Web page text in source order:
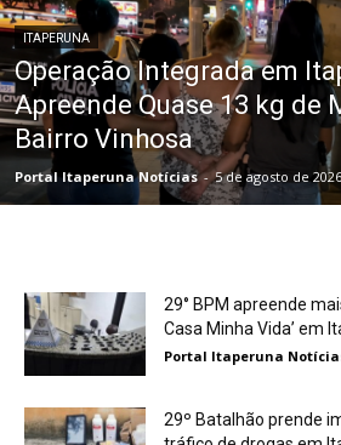
ITAPERUNA
Operação Integrada em
Apreende Quase 13 kg de
Bairro Vinhosa
Portal Itaperuna Notícias - 5 de agosto de 2026
29° BPM apreende
Casa Minha Vida’ em
Portal Itaperuna
29º Batalhão prende